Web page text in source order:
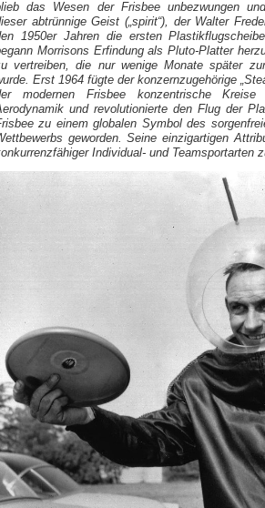
das Wesen der Frisbee unbezwungen
abtrünnige Geist („spirit“), der Walter
1950er Jahren die ersten
Morrisons Erfindung als Pluto-Platter
vertreiben, die nur wenige Monate später
Erst 1964 fügte der konzernzugehörige
modernen Frisbee konzentrische
und revolutionierte den Flug der
zu einem globalen Symbol des
geworden. Seine einzigartigen
Individual- und Teamsportarten